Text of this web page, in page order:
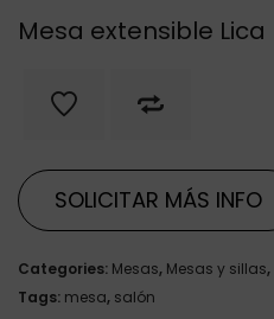
Mesa extensible Lica
SOLICITAR MÁS INFO
Categories: Mesas, Mesas y sillas,
Tags: mesa, salón